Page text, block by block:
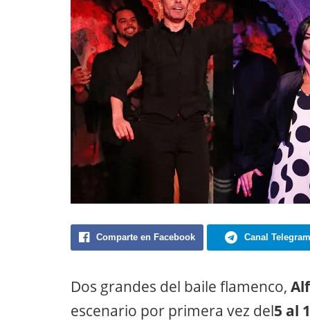
Comparte en Facebook Canal Telegram
Dos grandes del baile flamenco,
escenario por primera vez del5 al